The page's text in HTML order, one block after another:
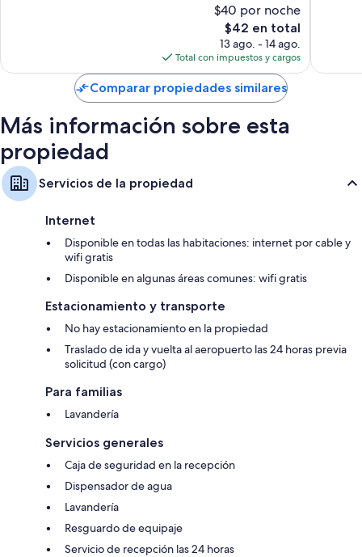
$40 por noche
El
precio
actual
es
de
$42
$42 en total
13 ago. - 14 ago.
Total con impuestos y cargos
Comparar propiedades similares
Más información sobre esta
propiedad
Servicios de la propiedad
Internet
Disponible en todas las habitaciones: internet por cable y
wifi gratis
Disponible en algunas áreas comunes: wifi gratis
Estacionamiento y transporte
No hay estacionamiento en la propiedad
Traslado de ida y vuelta al aeropuerto las 24 horas previa
solicitud (con cargo)
Para familias
Lavandería
Servicios generales
Caja de seguridad en la recepción
Dispensador de agua
Lavandería
Resguardo de equipaje
Servicio de recepción las 24 horas